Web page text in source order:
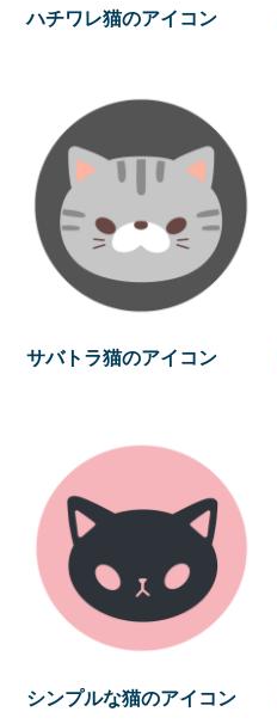
ハチワレ猫のアイコン
サバトラ猫のアイコン
シンプルな猫のアイコン